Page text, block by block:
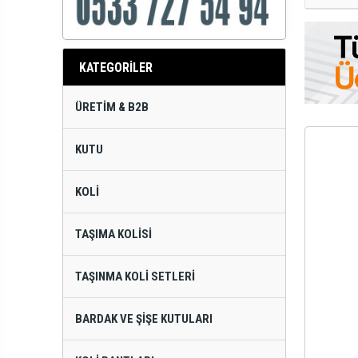
KATEGORİLER
ÜRETIM & B2B
KUTU
KOLI
TAŞIMA KOLISI
TAŞINMA KOLI SETLERI
BARDAK VE ŞIŞE KUTULARI